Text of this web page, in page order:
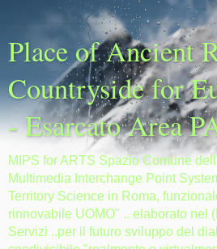
Place of Ancient
Countryside for
- Esarcato Area
MIPS for ARTS Spazio Comune
Multimedia Interchange Point
Territory Science in Roma,
rinnovabile UOMO" .. elaborato nel
Servizi ..per il futuro sviluppo del